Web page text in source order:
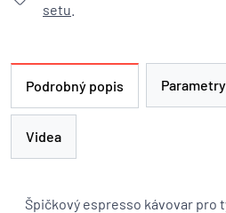
setu
Podrobný popis Parametry
Videa
Špičkový espresso kávovar pro